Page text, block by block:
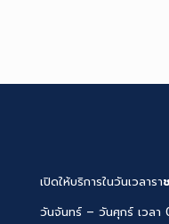
เปิดให้บริการในวันเวลารา
วันจันทร์ – วันศุกร์ เวลา